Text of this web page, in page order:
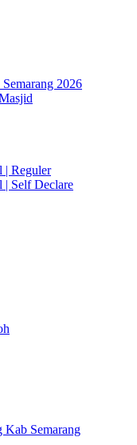
2026
| Reguler
| Self Declare
Kab Semarang